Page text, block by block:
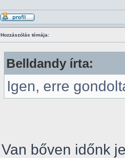
Hozzászólás témája:
Belldandy írta:
Igen, erre
Van bőven időnk